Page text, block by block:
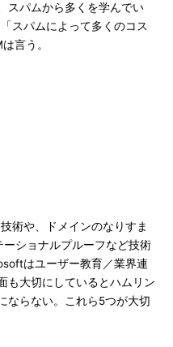
スパムから多くを学んでい
スパムによって多くのコス
言う。
術や、ドメインのなりすま
ショナルプルーフなど技術
はユーザー教育／業界連
も大切にしているとハムリン
ならない。これら5つが大切